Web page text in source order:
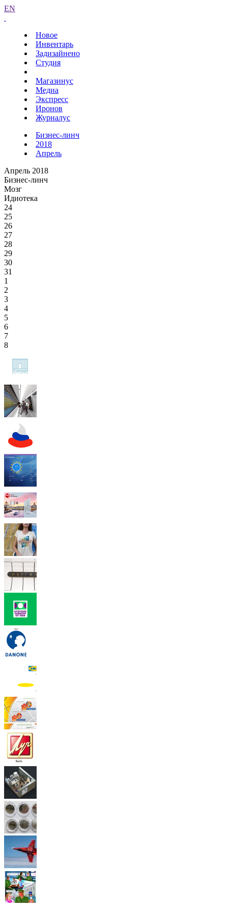
EN
Новое
Инвентарь
Задизайнено
Студия
Магазинус
Медиа
Экспресс
Иронов
Журналус
Бизнес-линч
2018
Апрель
Апрель 2018
Бизнес-линч
Мозг
Идиотека
24
25
26
27
28
29
30
31
1
2
3
4
5
6
7
8